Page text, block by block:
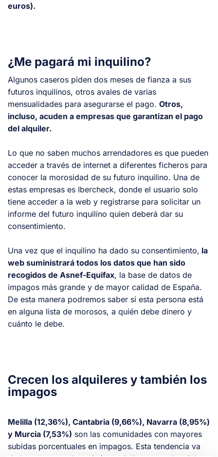
euros).
¿Me pagará mi inquilino?
Algunos caseros piden dos meses de fianza a sus
futuros inquilinos, otros avales de varias
mensualidades para asegurarse el pago. Otros,
incluso, acuden a empresas que garantizan el pago
del alquiler.
Lo que no saben muchos arrendadores es que pueden
acceder a través de internet a diferentes ficheros para
conocer la morosidad de su futuro inquilino. Una de
estas empresas es Ibercheck, donde el usuario solo
tiene acceder a la web y registrarse para solicitar un
informe del futuro inquilino quien deberá dar su
consentimiento.
Una vez que el inquilino ha dado su consentimiento, la
web suministrará todos los datos que han sido
recogidos de Asnef-Equifax, la base de datos de
impagos más grande y de mayor calidad de España.
De esta manera podremos saber si esta persona está
en alguna lista de morosos, a quién debe dinero y
cuánto le debe.
Crecen los alquileres y también los
impagos
Melilla (12,36%), Cantabria (9,66%), Navarra (8,95%)
y Murcia (7,53%) son las comunidades con mayores
subidas porcentuales en impagos. Esta tendencia va